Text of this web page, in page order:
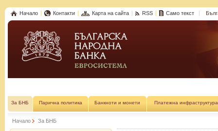
Начало Контакти Карта на сайта RSS Само текст
За БНБ Парична политика Банкноти и монети Платежна инфраструктура
Начало За БНБ